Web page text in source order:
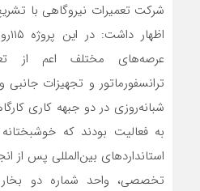
شرکت تعمیرات نیروگاهی با
عرصه‌های مختلف اعم از
ترانسفورماتور و تجهیزات
شبانه‌روزی در دو جبهه کاری
به فعالیت بودند که
تخصصی، واحد شماره دو بخار